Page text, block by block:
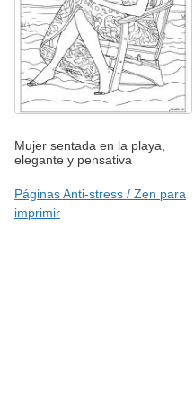
Mujer sentada en la playa,
elegante y pensativa
Páginas Anti-stress / Zen para
imprimir